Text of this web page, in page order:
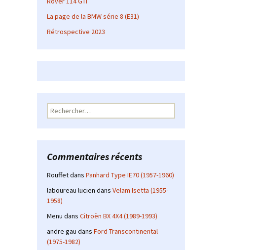
La page de la BMW série 8 (E31)
Rétrospective 2023
Rechercher :
Commentaires récents
Rouffetdans Panhard Type IE70 (1957-1960)
laboureau lucien dans Velam Isetta (1955-
1958)
Menu dans Citroën BX 4X4 (1989-1993)
andre gau dans Ford Transcontinental
(1975-1982)